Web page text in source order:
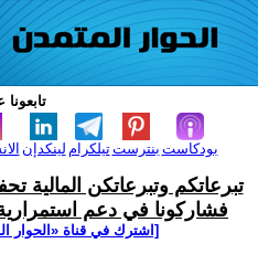
لينكدإن تيلكرامبنترست بودكاست
تبرعاتكم وتبرعاتكن المالية
فشاركونا في دعم
[اشترك في قناة ‫«الحوار